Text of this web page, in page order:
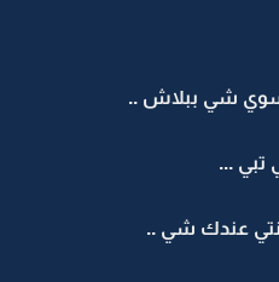
شي ببلاش ..
تبي ...
عندك شي ..